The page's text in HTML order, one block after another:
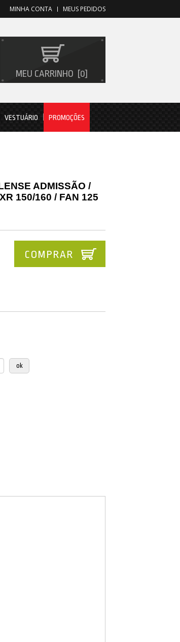
MEUS PEDIDOS
MINHA CONTA
MEU CARRINHO 0
VESTUÁRIO PROMOÇÕES
ADMISSÃO /
150/160 / FAN 125
COMPRAR